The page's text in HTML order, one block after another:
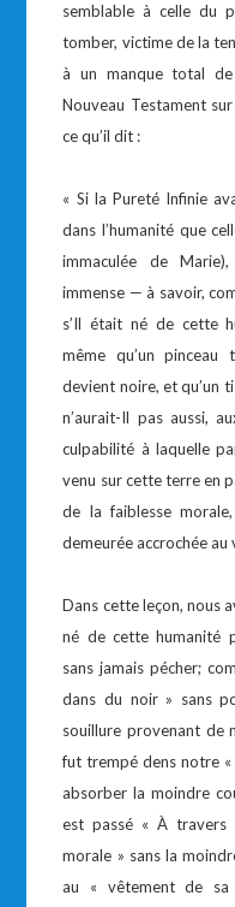
semblable à celle du
tomber, victime de la
à un manque total
Nouveau Testament
ce qu’il dit :
« Si la Pureté Infinie
dans l’humanité que
immaculée de
immense — à savoir,
s’Il était né de cette
même qu’un
devient noire, et qu’un
n’aurait-Il pas aussi,
culpabilité à laquelle
venu sur cette terre en
de la faiblesse
demeurée accrochée au
Dans cette leçon, nous
né de cette humanité
sans jamais pécher;
dans du noir » sans
souillure provenant de
fut trempé dens notre «
absorber la moindre
est passé « À travers
morale » sans la
au « vêtement de sa